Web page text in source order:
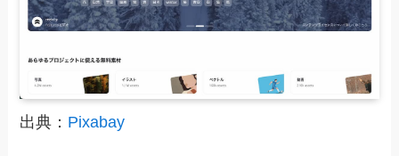
出典： Pixabay